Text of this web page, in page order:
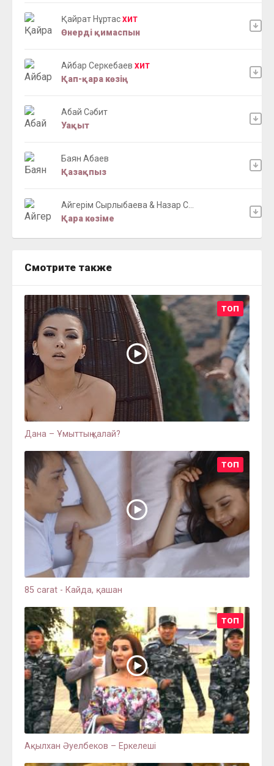
Қайрат Нұртас ХИТ
Өнерді қимаспын
Айбар Серкебаев ХИТ
Қап-қара көзің
Абай Сәбит
Уақыт
Баян Абаев
Қазақпыз
Айгерім Сырлыбаева & Назар С...
Қара көзіме
Смотрите также
ТОП
Дана – Ұмыттың қалай?
ТОП
85 carat - Кайда, қашан
ТОП
Ақылхан Әуелбеков – Еркелешi